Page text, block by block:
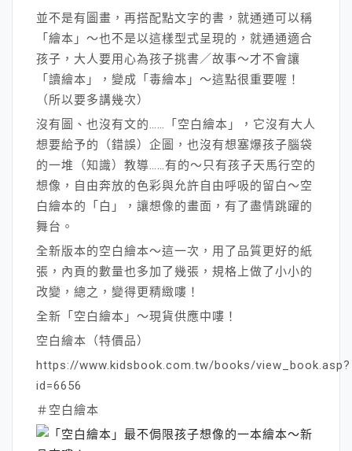
並不是有圖畫，再搭配點文字的書，就通通可以稱
「繪本」～也不是以這樣型式呈現的，就通通適合
孩子，大人要用心為孩子挑書／故事～才不會讓
「讀繪本」，變成「毒繪本」～這點很重要喔！
（所以要多講幾次）
沒有圖、也沒有文的……「空白繪本」，它沒有大人
想要給予的（錯誤）企圖，也沒有想塞爆孩子腦袋
的一堆（知識）教導……有的～只有孩子天馬行空的
想像，自由奔放的色彩與允許自由呼吸的留白～空
白繪本的「白」，讓想像的畫面，有了盡情跳躍的
舞台。
全新版本的空白繪本～這一次，用了品質更好的紙
張，內頁的數量也多加了幾張，規格上做了小小的
改變，總之，變得更精緻嘍！
全新「空白繪本」～現貨供應中嘍！
空白繪本（特價品）
https://www.kidsbook.com.tw/books/view_book.asp?
id=6656
＃空白繪本